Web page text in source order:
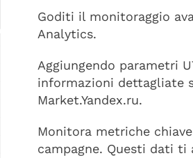
Goditi il monitoraggio
Analytics.
Aggiungendo parametri
informazioni dettagliate
Market.Yandex.ru.
Monitora metriche
campagne. Questi dati